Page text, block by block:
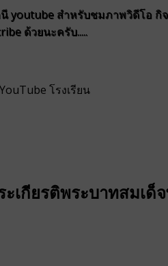
youtube สำหรับชมภาพวิดีโอ กิ
ด้วยนะครับ.....
เกียรติพระบาทสมเด็